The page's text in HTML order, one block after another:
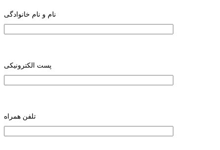
نام و نام خانوادگی
پست الکترونیکی
تلفن همراه